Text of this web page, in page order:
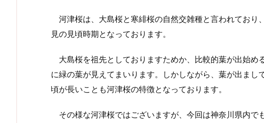
河津桜は、大島桜と寒緋桜の自然交雑種と言われており
見の見頃時期となっております。
大島桜を祖先としておりますためか、比較的葉が出始め
に緑の葉が見えてまいります。しかしながら、葉が出まし
頃が長いことも河津桜の特徴となっております。
その様な河津桜ではございますが、今回は神奈川県内で